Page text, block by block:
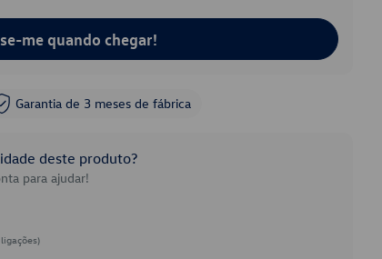
me quando chegar!
Garantia de 3 meses de fábrica
deste produto?
para ajudar!